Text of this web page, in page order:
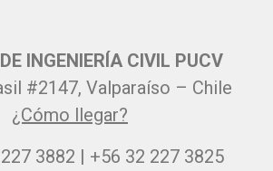
INGENIERÍA CIVIL PUCV
#2147, Valparaíso – Chile
¿Cómo llegar?
3882 | +56 32 227 3825